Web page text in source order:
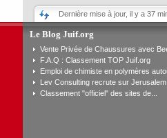
Dernière mise à jour, il y a 37
Le Blog Juif.org
Vente Privée de Chaussures avec
F.A.Q : Classement TOP Juif.org
Emploi de chimiste en polymères
Lev Consulting recrute sur Jerusalem
Classement "officiel" des sites de...